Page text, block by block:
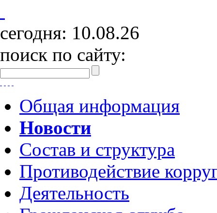
сегодня: 10.08.26
поиск по сайту:
Общая информация
Новости
Состав и структура
Противодействие
Деятельность